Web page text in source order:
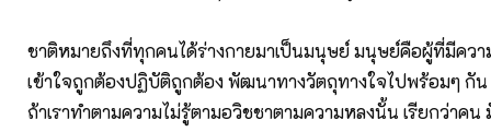
ชาติหมายถึงที่ทุกคนได้ร่างกายมาเป็นมนุษย์ มนุษย์คือผู้ที่มีควา
เข้าใจถูกต้องปฏิบัติถูกต้อง พัฒนาทางวัตถุทางใจไปพร้อมๆ กัน
ถ้าเราทำตามความไม่รู้ตามอวิชชาตามความหลงนั้น เรียกว่าคน